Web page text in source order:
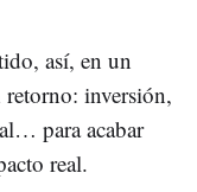
así, en un
inversión,
para acabar
real.